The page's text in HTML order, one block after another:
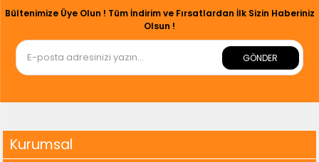
Bültenimize Üye Olun ! Tüm İndirim ve Fırsatlardan İlk Sizin Haberiniz
Olsun !
GÖNDER
Kurumsal